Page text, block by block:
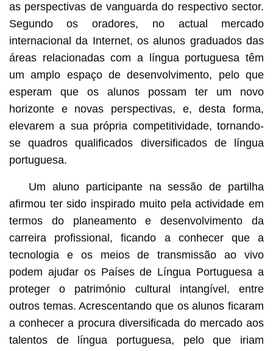
as perspectivas de vanguarda do respectivo sector.
Segundo os oradores, no actual mercado
internacional da Internet, os alunos graduados das
áreas relacionadas com a língua portuguesa têm
um amplo espaço de desenvolvimento, pelo que
esperam que os alunos possam ter um novo
horizonte e novas perspectivas, e, desta forma,
elevarem a sua própria competitividade, tornando-
se quadros qualificados diversificados de língua
portuguesa.
Um aluno participante na sessão de partilha
afirmou ter sido inspirado muito pela actividade em
termos do planeamento e desenvolvimento da
carreira profissional, ficando a conhecer que a
tecnologia e os meios de transmissão ao vivo
podem ajudar os Países de Língua Portuguesa a
proteger o património cultural intangível, entre
outros temas. Acrescentando que os alunos ficaram
a conhecer a procura diversificada do mercado aos
talentos de língua portuguesa, pelo que iriam